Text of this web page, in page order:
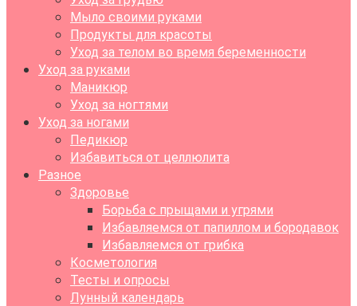
Мыло своими руками
Продукты для красоты
Уход за телом во время беременности
Уход за руками
Маникюр
Уход за ногтями
Уход за ногами
Педикюр
Избавиться от целлюлита
Разное
Здоровье
Борьба с прыщами и угрями
Избавляемся от папиллом и бородавок
Избавляемся от грибка
Косметология
Тесты и опросы
Лунный календарь